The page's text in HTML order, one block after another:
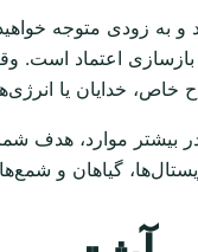
و به زودی متوجه
اعتماد است. وقتی
خدایان یا
موارد، هدف شما
گیاهان و